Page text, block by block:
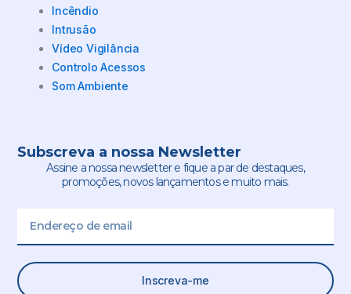
Incêndio
Intrusão
Vídeo Vigilância
Controlo Acessos
Som Ambiente
Subscreva a nossa Newsletter
Assine a nossa newsletter e fique a par de destaques,
promoções, novos lançamentos e muito mais.
Inscreva-me